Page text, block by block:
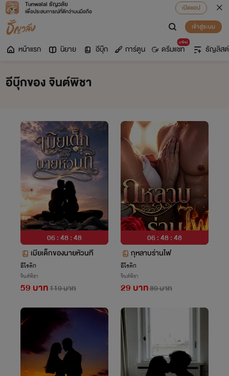
Tunwalai ธัญวลัย
เพื่อประสบการณ์ที่ดีกว่าบนมือถือ
เปิดแอป
เข้าสู่ระบบ
หน้าแรก นิยาย อีบุ๊ก การ์ตูน
มาใหม่
ดรีมแชท ธัญลิสต์
อีบุ๊กของ จินต์พิชา
06 : 48 : 47
เมียเด็กของนายหัวนที
อีโรติก
จินต์พิชา
59 บาท119 บาท
06 : 48 : 47
กุหลาบร่านไฟ
อีโรติก
จินต์พิชา
29 บาท89 บาท